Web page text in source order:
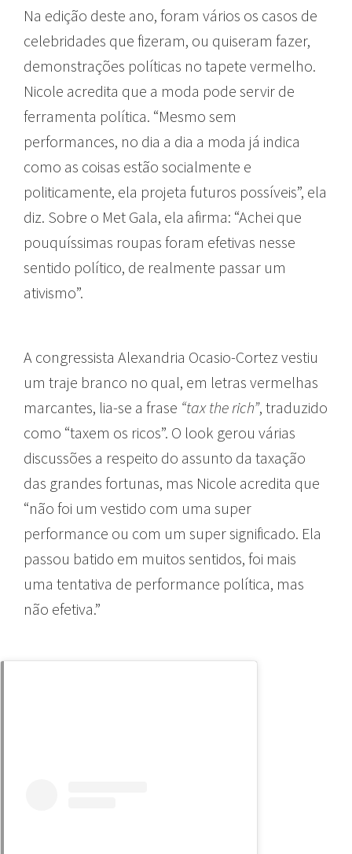
Na edição deste ano, foram vários os casos de
celebridades que fizeram, ou quiseram fazer,
demonstrações políticas no tapete vermelho.
Nicole acredita que a moda pode servir de
ferramenta política. “Mesmo sem
performances, no dia a dia a moda já indica
como as coisas estão socialmente e
politicamente, ela projeta futuros possíveis”, ela
diz. Sobre o Met Gala, ela afirma: “Achei que
pouquíssimas roupas foram efetivas nesse
sentido político, de realmente passar um
ativismo”.
A congressista Alexandria Ocasio-Cortez vestiu
um traje branco no qual, em letras vermelhas
marcantes, lia-se a frase “tax the rich”, traduzido
como “taxem os ricos”. O look gerou várias
discussões a respeito do assunto da taxação
das grandes fortunas, mas Nicole acredita que
“não foi um vestido com uma super
performance ou com um super significado. Ela
passou batido em muitos sentidos, foi mais
uma tentativa de performance política, mas
não efetiva.”